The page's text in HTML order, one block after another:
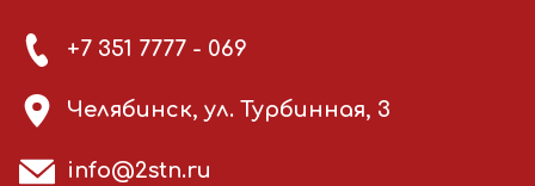
+7 351 7777 - 069
Челябинск, ул. Турбинная, 3
info@2stn.ru